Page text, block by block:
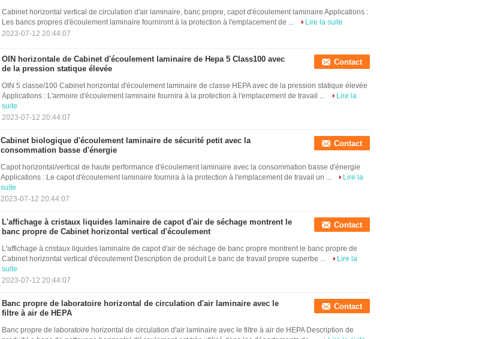
Cabinet horizontal vertical de circulation d'air laminaire, banc propre, capot d'écoulement laminaire Applications :
Les bancs propres d'écoulement laminaire fourniront à la protection à l'emplacement de ...
Lire la suite
2023-07-12 20:44:07
OIN horizontale de Cabinet d'écoulement laminaire de Hepa 5 Class100 avec
de la pression statique élevée
Contact
OIN 5 classe/100 Cabinet horizontal d'écoulement laminaire de classe HEPA avec de la pression statique élevée
Applications : L'armoire d'écoulement laminaire fournira à la protection à l'emplacement de travail ...
Lire la
suite
2023-07-12 20:44:07
Cabinet biologique d'écoulement laminaire de sécurité petit avec la
consommation basse d'énergie
Contact
Capot horizontal/vertical de haute performance d'écoulement laminaire avec la consommation basse d'énergie
Applications : Le capot d'écoulement laminaire fournira à la protection à l'emplacement de travail un ...
Lire la
suite
2023-07-12 20:44:07
L'affichage à cristaux liquides laminaire de capot d'air de séchage montrent le
banc propre de Cabinet horizontal vertical d'écoulement
Contact
L'affichage à cristaux liquides laminaire de capot d'air de séchage de banc propre montrent le banc propre de
Cabinet horizontal vertical d'écoulement Description de produit Le banc de travail propre superbe ...
Lire la
suite
2023-07-12 20:44:07
Banc propre de laboratoire horizontal de circulation d'air laminaire avec le
filtre à air de HEPA
Contact
Banc propre de laboratoire horizontal de circulation d'air laminaire avec le filtre à air de HEPA Description de